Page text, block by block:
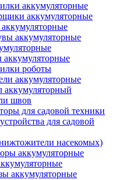
аккумуляторные
аккумуляторные
аккумуляторные
аккумуляторные
роботы
аккумуляторные
аккумуляторный
швов
для садовой техники
для садовой
насекомых)
аккумуляторные
аккумуляторные